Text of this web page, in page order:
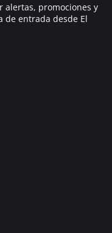
alertas, promociones y
de entrada desde El